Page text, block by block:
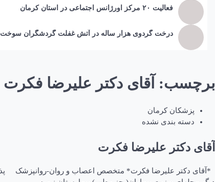
فعالیت ۲۰ مرکز اورژانس اجتماعی در استان کرمان
درخت گردوی هزار ساله در آتش غفلت گردشگران سوخت
برچسب: آقای دکتر علیرضا فکرت
پزشکان کرمان
دسته بندی نشده
آقای دکتر علیرضا فکرت